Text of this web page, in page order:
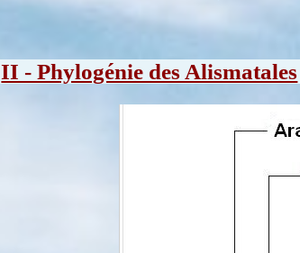
II - Phylogénie des Alismatales